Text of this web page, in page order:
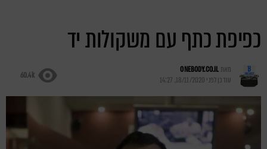
כפיפת כתף עם משקולות יד
מאתONEBODY.CO.IL
עודכן לפני 18/11/2020, 14:27
60.4k